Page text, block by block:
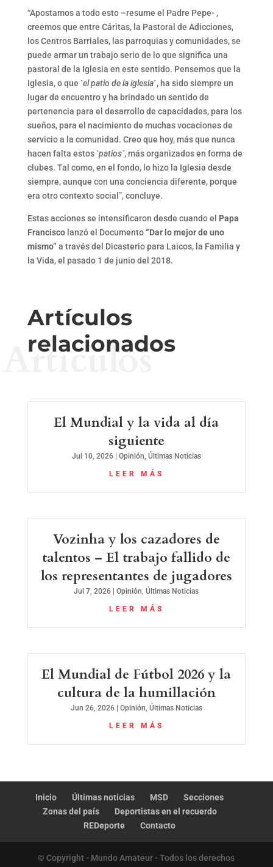
“Apostamos a todo esto –resume el Padre Pepe- ,
creemos que entre Cáritas, la Pastoral de Adicciones,
los Centros Barriales, las parroquias y comunidades, se
puede armar un trabajo serio de lo que significa una
pastoral de la Iglesia en este sentido. Pensemos que la
Iglesia, o que `el patio de la iglesia´, ha sido siempre un
lugar de encuentro y ha brindado un sentido de
pertenencia para el desarrollo de capacidades, para los
sueños, para el nacimiento de muchas vocaciones de
servicio a la comunidad. Creo que hoy, más que nunca
hacen falta estos `patios´, más organizados en forma de
clubes. Tal como, en el fondo, lo hizo la Iglesia desde
siempre, aunque con una conciencia diferente, porque
era otro contexto social”, concluye.
Estas acciones se intensificaron desde cuando el Papa
Franciscolanzó el Documento“Dar lo mejor de uno
mismo” a través del Dicasterio para Laicos, la Familia y
la Vida, el pasado 1 de junio del 2018.
Artículos
relacionados
Artículos
El Mundial y la vida al día
siguiente
Jul 10, 2026| Opinión, Últimas Noticias
LEER MÁS
Vozinha y los cazadores de
talentos – El trabajo fallido de
los representantes de jugadores
Jul 7, 2026 |Opinión,Últimas Noticias
LEER MÁS
El Mundial de Fútbol 2026 y la
cultura de la humillación
Jun 26, 2026| Opinión, Últimas Noticias
LEER MÁS
Inicio Últimas noticias MSD
Secciones
Zonas del país
Deportistas en el recuerdo
REDeporte
Contacto
© Copyright - Mundo Amateur - Todos los derechos